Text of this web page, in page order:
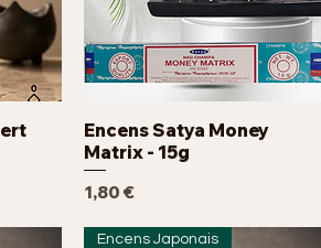
Aperçu rapide
Encens Satya Money
Matrix - 15g
Prix
1,80 €
Encens Japonais